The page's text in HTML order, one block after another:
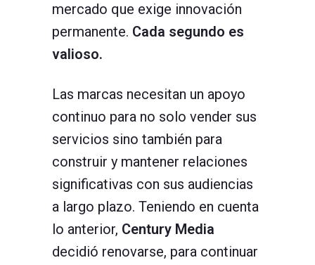
mercado que exige innovación
permanente. Cada segundo es
valioso.
Las marcas necesitan un apoyo
continuo para no solo vender sus
servicios sino también para
construir y mantener relaciones
significativas con sus audiencias
a largo plazo. Teniendo en cuenta
lo anterior, Century Media
decidió renovarse, para continuar